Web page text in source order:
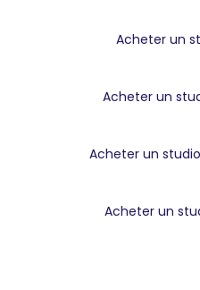
Acheter un
Acheter un
Acheter un
Acheter un